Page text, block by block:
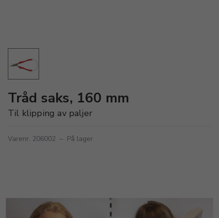
Tråd saks, 160 mm
Til klipping av paljer
Varenr. 206002 – På lager